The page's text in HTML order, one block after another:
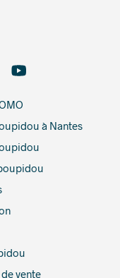
à Nantes
vente